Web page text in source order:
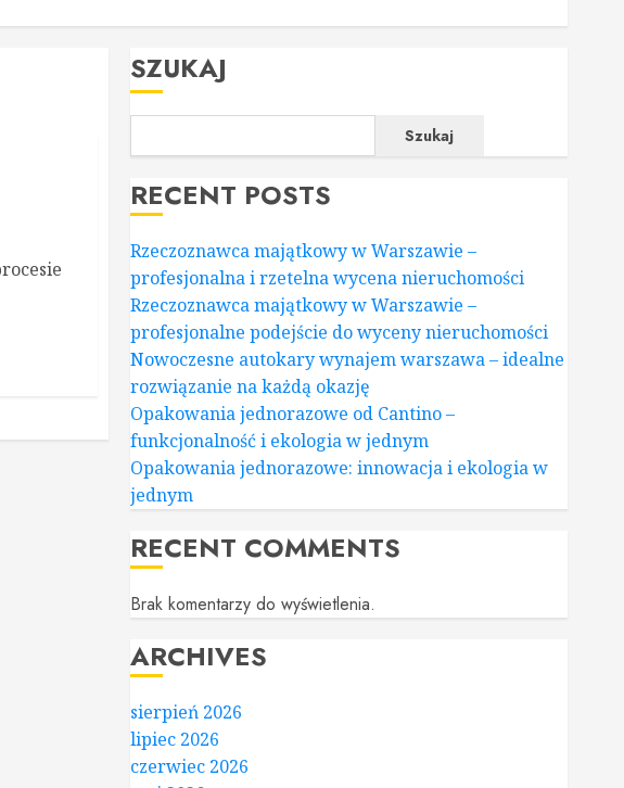
SZUKAJ
Szukaj
RECENT POSTS
Rzeczoznawca majątkowy w Warszawie –
profesjonalna i rzetelna wycena nieruchomości
Rzeczoznawca majątkowy w Warszawie –
profesjonalne podejście do wyceny nieruchomości
Nowoczesne autokary wynajem warszawa – idealne
rozwiązanie na każdą okazję
Opakowania jednorazowe od Cantino –
funkcjonalność i ekologia w jednym
Opakowania jednorazowe: innowacja i ekologia w
jednym
RECENT COMMENTS
Brak komentarzy do wyświetlenia.
ARCHIVES
sierpień 2026
lipiec 2026
czerwiec 2026